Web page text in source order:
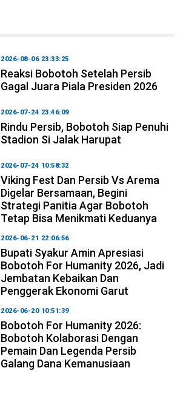
2026-08-06 23:33:25
Reaksi Bobotoh Setelah Persib
Gagal Juara Piala Presiden 2026
2026-07-24 23:46:09
Rindu Persib, Bobotoh Siap Penuhi
Stadion Si Jalak Harupat
2026-07-24 10:58:32
Viking Fest Dan Persib Vs Arema
Digelar Bersamaan, Begini
Strategi Panitia Agar Bobotoh
Tetap Bisa Menikmati Keduanya
2026-06-21 22:06:56
Bupati Syakur Amin Apresiasi
Bobotoh For Humanity 2026, Jadi
Jembatan Kebaikan Dan
Penggerak Ekonomi Garut
2026-06-20 10:51:39
Bobotoh For Humanity 2026:
Bobotoh Kolaborasi Dengan
Pemain Dan Legenda Persib
Galang Dana Kemanusiaan